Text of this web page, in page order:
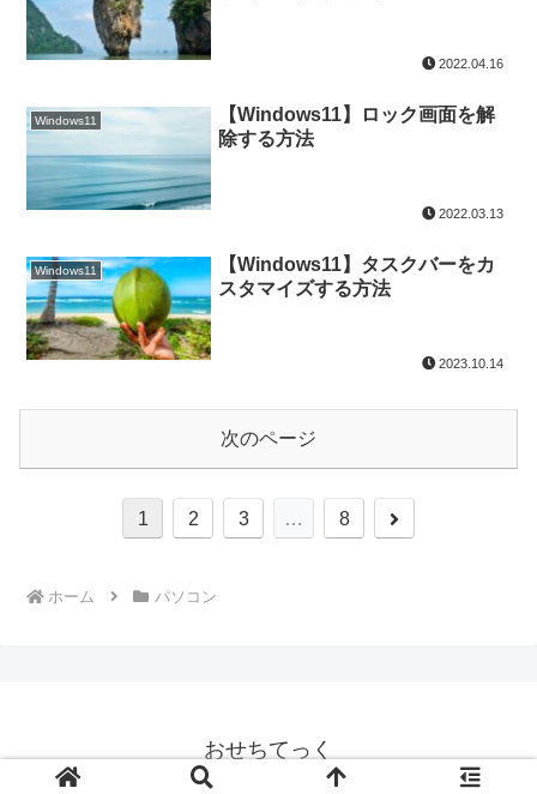
2022.04.16
Windows11
【Windows11】ロック画面を解
除する方法
2022.03.13
Windows11
【Windows11】タスクバーをカ
スタマイズする方法
2023.10.14
次のページ
1 2 3 … 8
次
ホーム パソコン
おせちてっく
© 2020 おせちてっく.